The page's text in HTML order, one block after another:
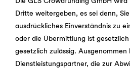
Dritte weitergeben, es sei denn,
ausdrückliches Einverständnis zu
oder die Übermittlung ist
gesetzlich zulässig. Ausgenommen
Dienstleistungspartner, die zur